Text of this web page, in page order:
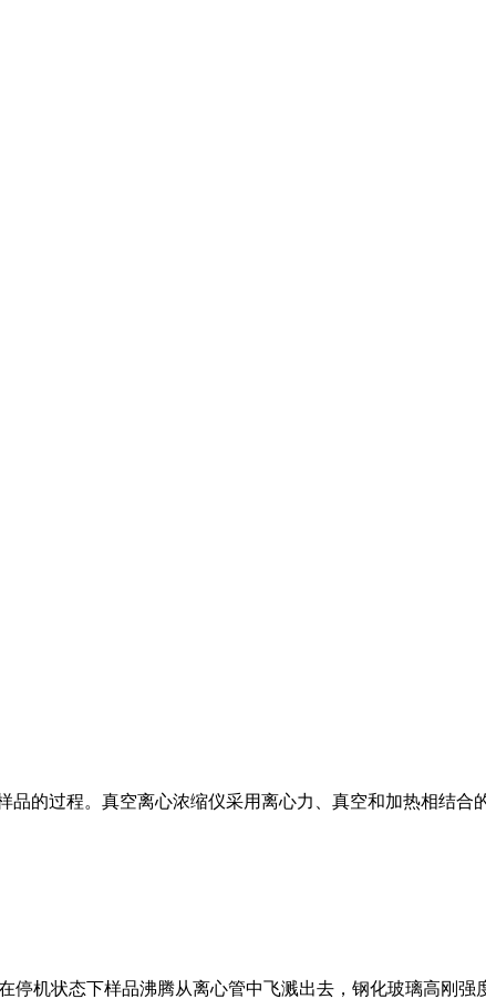
的过程。真空离心浓缩仪采用离心力、真空和加热相结
停机状态下样品沸腾从离心管中飞溅出去，钢化玻璃高刚强